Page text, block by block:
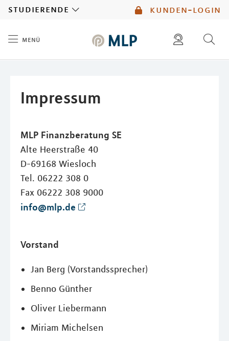
kunden-login
studierende
menü
Impressum
MLP Finanzberatung SE
Alte Heerstraße 40
D-69168 Wiesloch
Tel. 06222 308 0
Fax 06222 308 9000
info@mlp.de
Vorstand
Jan Berg (Vorstandssprecher)
Benno Günther
Oliver Liebermann
Miriam Michelsen